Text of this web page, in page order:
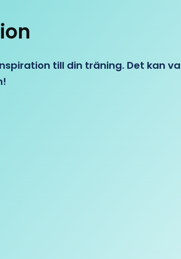
till din träning. Det kan